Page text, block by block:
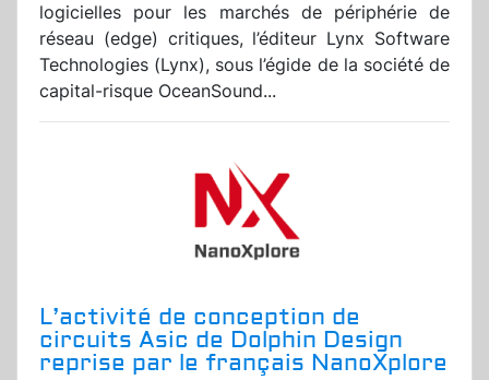
logicielles pour les marchés de périphérie de
réseau (edge) critiques, l’éditeur Lynx Software
Technologies (Lynx), sous l’égide de la société de
capital-risque OceanSound...
L’activité de conception de
circuits Asic de Dolphin Design
reprise par le français NanoXplore